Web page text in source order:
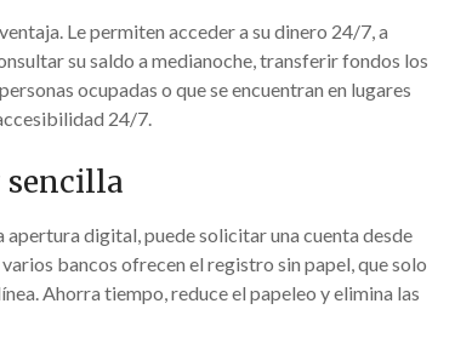
Le permiten acceder a su dinero 24/7, a
su saldo a medianoche, transferir fondos los
ocupadas o que se encuentran en lugares
24/7.
sencilla
apertura digital, puede solicitar una cuenta desde
bancos ofrecen el registro sin papel, que solo
Ahorra tiempo, reduce el papeleo y elimina las